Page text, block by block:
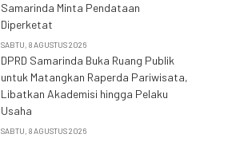
Samarinda Minta Pendataan
Diperketat
SABTU, 8 AGUSTUS 2026
DPRD Samarinda Buka Ruang Publik
untuk Matangkan Raperda Pariwisata,
Libatkan Akademisi hingga Pelaku
Usaha
SABTU, 8 AGUSTUS 2026